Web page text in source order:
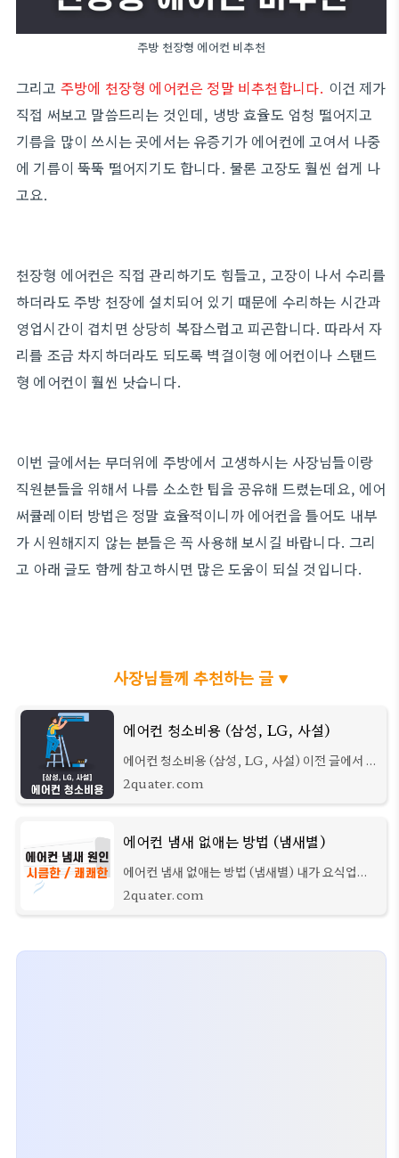
주방 천장형 에어컨 비추천
그리고 주방에 천장형 에어컨은 정말 비추천합니다. 이건 제가
직접 써보고 말씀드리는 것인데, 냉방 효율도 엄청 떨어지고
기름을 많이 쓰시는 곳에서는 유증기가 에어컨에 고여서 나중
에 기름이 뚝뚝 떨어지기도 합니다. 물론 고장도 훨씬 쉽게 나
고요.
천장형 에어컨은 직접 관리하기도 힘들고, 고장이 나서 수리를
하더라도 주방 천장에 설치되어 있기 때문에 수리하는 시간과
영업시간이 겹치면 상당히 복잡스럽고 피곤합니다. 따라서 자
리를 조금 차지하더라도 되도록 벽걸이형 에어컨이나 스탠드
형 에어컨이 훨씬 낫습니다.
이번 글에서는 무더위에 주방에서 고생하시는 사장님들이랑
직원분들을 위해서 나름 소소한 팁을 공유해 드렸는데요, 에어
써큘레이터 방법은 정말 효율적이니까 에어컨을 틀어도 내부
가 시원해지지 않는 분들은 꼭 사용해 보시길 바랍니다. 그리
고 아래 글도 함께 참고하시면 많은 도움이 되실 것입니다.
사장님들께 추천하는 글 ▼
에어컨 청소비용 (삼성, LG, 사설)
에어컨 청소비용 (삼성, LG, 사설) 이전 글에서 에
어컨 냄새 없애는 방법에 대한 내용을 정리했었는
데, 아무래도 직접 하는 것은 번거롭기도 하고, 시
2quater.com
에어컨 냄새 없애는 방법 (냄새별)
에어컨 냄새 없애는 방법 (냄새별) 내가 요식업을
할 당시 가게 내부에는 천장형 에어컨이 2개가 설
치되어 있었다. 그런데 유독 홀 쪽에서는 쾌쾌한 냄
2quater.com